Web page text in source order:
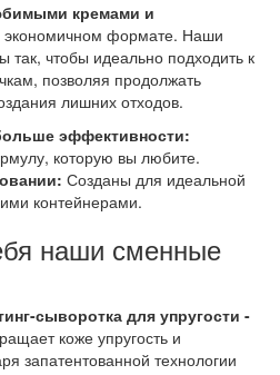
кремами и
экономичном формате. Наши
так, чтобы идеально подходить к
позволяя продолжать
лишних отходов.
эффективности:
которую вы любите.
Созданы для идеальной
контейнерами.
наши сменные
сыворотка для упругости -
коже упругость и
запатентованной технологии